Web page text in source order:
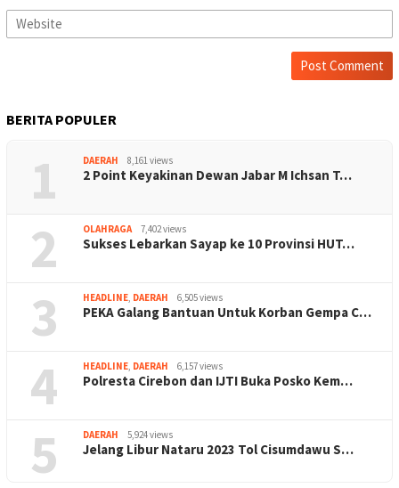
BERITA POPULER
1 DAERAH 8,161 views
2 Point Keyakinan Dewan Jabar M Ichsan T…
2 OLAHRAGA 7,402 views
Sukses Lebarkan Sayap ke 10 Provinsi HUT…
3 HEADLINE, DAERAH 6,505 views
PEKA Galang Bantuan Untuk Korban Gempa C…
4 HEADLINE, DAERAH 6,157 views
Polresta Cirebon dan IJTI Buka Posko Kem…
5 DAERAH 5,924 views
Jelang Libur Nataru 2023 Tol Cisumdawu S…